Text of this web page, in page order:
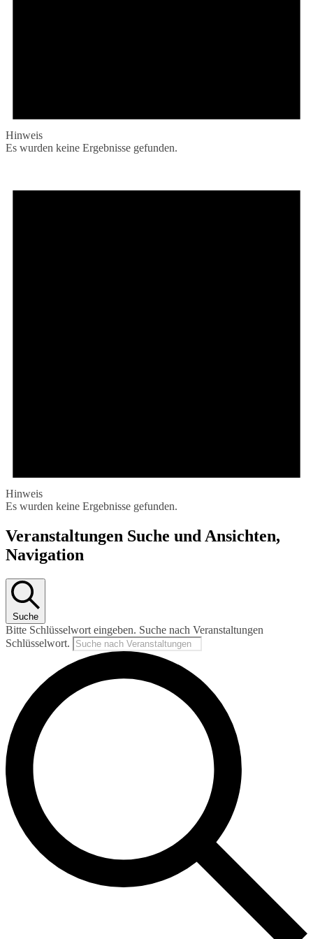
Hinweis
Es wurden keine Ergebnisse gefunden.
Hinweis
Es wurden keine Ergebnisse gefunden.
Veranstaltungen Suche und Ansichten,
Navigation
Suche
Bitte Schlüsselwort eingeben. Suche nach Veranstaltungen
Schlüsselwort.